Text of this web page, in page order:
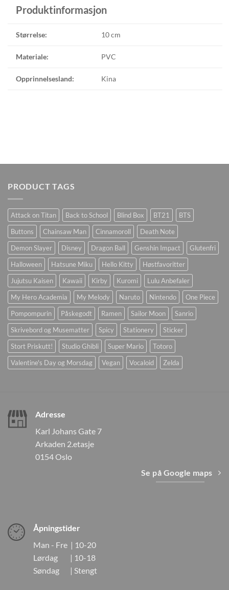
Produktinformasjon
Størrelse: 10 cm
Materiale: PVC
Opprinnelsesland: Kina
PRODUCT TAGS
Attack on Titan Back to School Blind Box BT21
BTS
Buttons
Chainsaw Man Cinnamoroll
Death Note
Demon Slayer
Disney Dragon Ball Genshin Impact
Glutenfri
Halloween
Hatsune Miku Hello Kitty
Høstfavoritter
Jujutsu Kaisen
Kawaii Kirby Kuromi
Lulu Anbefaler
My Hero Academia
My Melody Naruto Nintendo
One Piece
Pompompurin
Påskegodt Ramen Sailor Moon
Sanrio
Skrivebord og Musematter
Spicy Stationery
Sticker
Stort Priskutt!
Studio Ghibli Super Mario
Totoro
Valentine's Day og Morsdag
Vegan Vocaloid Zelda
Adresse
Karl Johans Gate 7
Arkaden 2.etasje
0154 Oslo
Se på Google maps
Åpningstider
Man - Fre | 10-20
Lørdag | 10-18
Søndag | Stengt